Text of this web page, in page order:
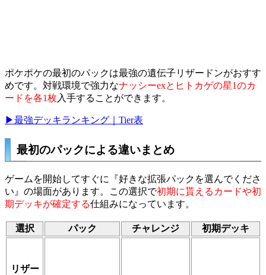
ポケポケの最初のパックは最強の遺伝子リザードンがおすす
めです。対戦環境で強力なナッシーexとヒトカゲの星1のカ
ードを各1枚 入手することができます。
▶最強デッキランキング｜Tier表
最初のパックによる違いまとめ
ゲームを開始してすぐに『好きな拡張パックを選んでくださ
い』の場面があります。この選択で初期に貰えるカードや初
期デッキが確定する仕組みになっています。
選択 パック チャレンジ 初期デッキ
リザー